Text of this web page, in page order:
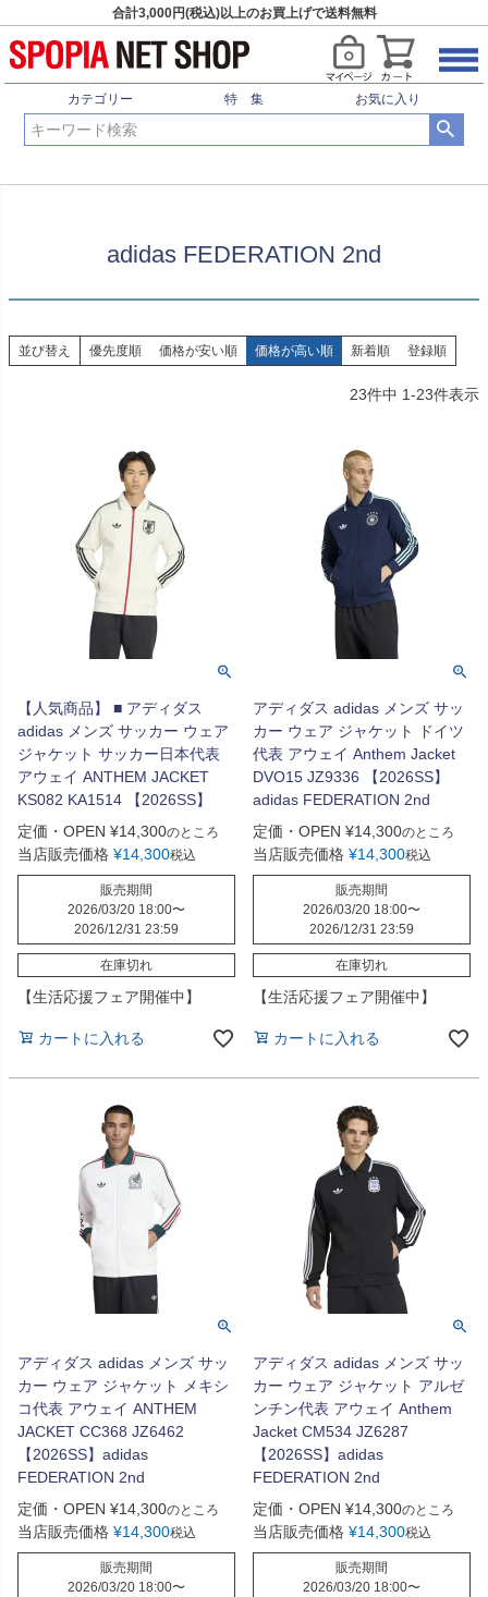
合計3,000円(税込)以上のお買上げで送料無料
カテゴリー 特 集 お気に入り
HOME 特集 adidas FEDERATION 2nd
adidas FEDERATION 2nd
並び替え 優先度順 価格が安い順 価格が高い順 新着順 登録順
23件中 1-23件表示
【人気商品】 ■ アディダス
adidas メンズ サッカー ウェア
ジャケット サッカー日本代表
アウェイ ANTHEM JACKET
KS082 KA1514 【2026SS】
定価・OPEN ¥14,300のところ
当店販売価格 ¥14,300税込
販売期間
2026/03/20 18:00〜
2026/12/31 23:59
在庫切れ
【生活応援フェア開催中】
カートに入れる
アディダス adidas メンズ サッ
カー ウェア ジャケット ドイツ
代表 アウェイ Anthem Jacket
DVO15 JZ9336 【2026SS】
adidas FEDERATION 2nd
定価・OPEN ¥14,300のところ
当店販売価格 ¥14,300税込
販売期間
2026/03/20 18:00〜
2026/12/31 23:59
在庫切れ
【生活応援フェア開催中】
カートに入れる
アディダス adidas メンズ サッ
カー ウェア ジャケット メキシ
コ代表 アウェイ ANTHEM
JACKET CC368 JZ6462
【2026SS】adidas
FEDERATION 2nd
定価・OPEN ¥14,300のところ
当店販売価格 ¥14,300税込
販売期間
2026/03/20 18:00〜
アディダス adidas メンズ サッ
カー ウェア ジャケット アルゼ
ンチン代表 アウェイ Anthem
Jacket CM534 JZ6287
【2026SS】adidas
FEDERATION 2nd
定価・OPEN ¥14,300のところ
当店販売価格 ¥14,300税込
販売期間
2026/03/20 18:00〜